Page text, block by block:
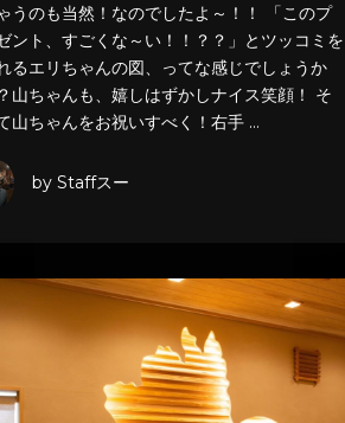
うのも当然！なのでしたよ～！！ 「このプ
ント、すごくな～い！！？？」とツッコミを
るエリちゃんの図、ってな感じでしょうか
山ちゃんも、嬉しはずかしナイス笑顔！ そ
山ちゃんをお祝いすべく！右手 …
by Staffスー